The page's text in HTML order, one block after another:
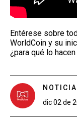
Entérese sobre
WorldCoin y su
¿para qué lo
dic 02 de